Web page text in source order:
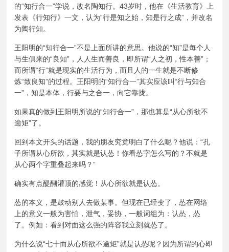
的“知行合一”学说，改名陶知行。43岁时，他在《生活教育》上
发表《行知行》一文，认为“行是知之始，知是行之成”，并改名
为陶行知。
王阳明的“知行合一”不是上面所讲的意思。他说的“知”是每个人
与生俱来的“良知”，人人生而善良，即所谓“人之初，性本善”；
而所谓“行”就是现实的生活行为，而且人的一生就是不断修
炼“致良知”的过程。王阳明的“知行合一”其实应该叫“行与知合
一”，知是本体，行要与之合一，向它靠拢。
如果真的做到王阳明所说的“知行合一”，那也算是“从心所欲不
逾矩”了。
回到本文开头的话题，我的朋友究竟明白了什么呢？他说：“孔
子所谓从心所欲，其实就是认怂！你看怂字怎么写的？不就是
从心两个字重叠起来吗？”
确实有点醍醐灌顶的感觉！从心所欲就是认怂。
怂的本义，是鼓动别人去做某事。但现在已经变了，怂在网络
上的意义一般为害怕，泄气，妥协，一般词组为：认怂，怂
了。例如：看到对面这么强的阵容我立刻就怂了。
为什么说“七十而从心所欲不逾矩”就是认怂呢？因为所谓的心即